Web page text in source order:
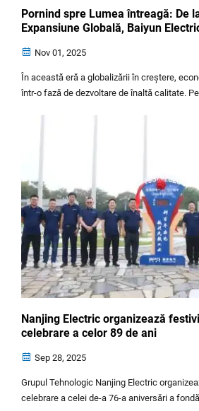
Pornind spre Lumea întreagă: De
Expansiune Globală, Baiyun
Nov 01, 2025
În această eră a globalizării în creștere,
într-o fază de dezvoltare de înaltă calitate.
Nanjing Electric organizează
celebrare a celor 89 de ani
Sep 28, 2025
Grupul Tehnologic Nanjing Electric
celebrare a celei de-a 76-a aniversări a